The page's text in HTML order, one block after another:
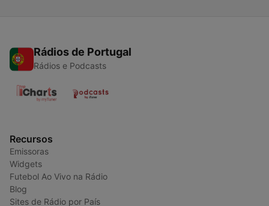
Rádios de Portugal
Rádios e Podcasts
Recursos
Emissoras
Widgets
Futebol Ao Vivo na Rádio
Blog
Sites de Rádio por País